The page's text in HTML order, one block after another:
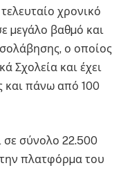
χρονικό
µεγάλο βαθµό και
ο οποίος
Σχολεία και έχει
και πάνω από 100
σε σύνολο 22.500
πλατφόρµα του